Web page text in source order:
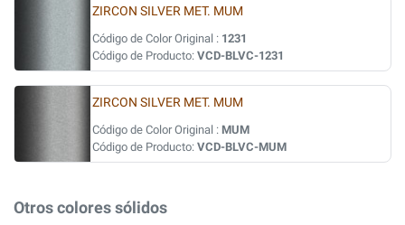
ZIRCON SILVER MET. MUM
Código de Color Original : 1231
Código de Producto: VCD-BLVC-1231
ZIRCON SILVER MET. MUM
Código de Color Original : MUM
Código de Producto: VCD-BLVC-MUM
Otros colores sólidos